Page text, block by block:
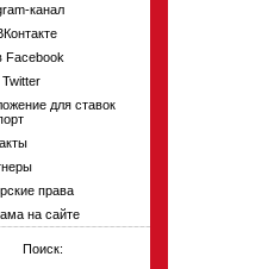
канал
для ставок
права
на сайте
Поиск: